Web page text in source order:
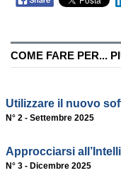
COME FARE PER...
Utilizzare il nuovo
N° 2 - Settembre 2025
Approcciarsi
N° 3 - Dicembre 2025